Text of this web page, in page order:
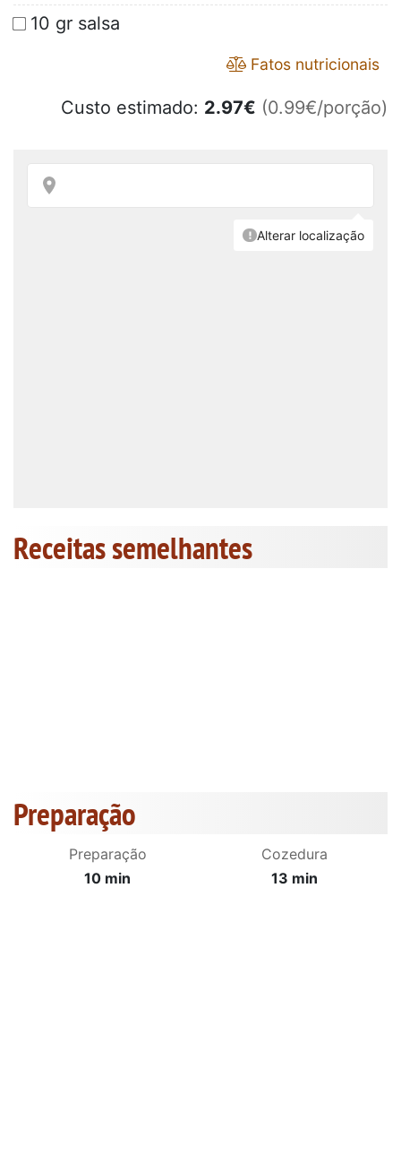
10 gr salsa
Fatos nutricionais
Custo estimado: 2.97€ (0.99€/porção)
Receitas semelhantes
Preparação
Preparação
10 min
Cozedura
13 min